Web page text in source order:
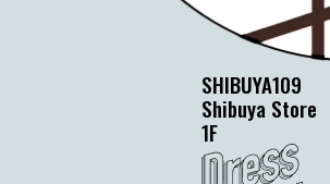
SHIBUYA109
Shibuya Store
1F